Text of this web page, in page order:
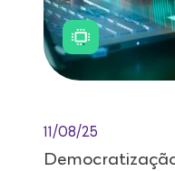
11/08/25